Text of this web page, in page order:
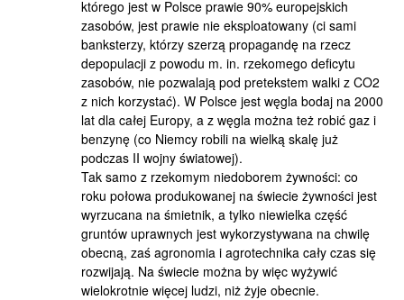
którego jest w Polsce prawie 90% europejskich
zasobów, jest prawie nie eksploatowany (ci sami
banksterzy, którzy szerzą propagandę na rzecz
depopulacji z powodu m. in. rzekomego deficytu
zasobów, nie pozwalają pod pretekstem walki z CO2
z nich korzystać). W Polsce jest węgla bodaj na 2000
lat dla całej Europy, a z węgla można też robić gaz i
benzynę (co Niemcy robili na wielką skalę już
podczas II wojny światowej).
Tak samo z rzekomym niedoborem żywności: co
roku połowa produkowanej na świecie żywności jest
wyrzucana na śmietnik, a tylko niewielka część
gruntów uprawnych jest wykorzystywana na chwilę
obecną, zaś agronomia i agrotechnika cały czas się
rozwijają. Na świecie można by więc wyżywić
wielokrotnie więcej ludzi, niż żyje obecnie.